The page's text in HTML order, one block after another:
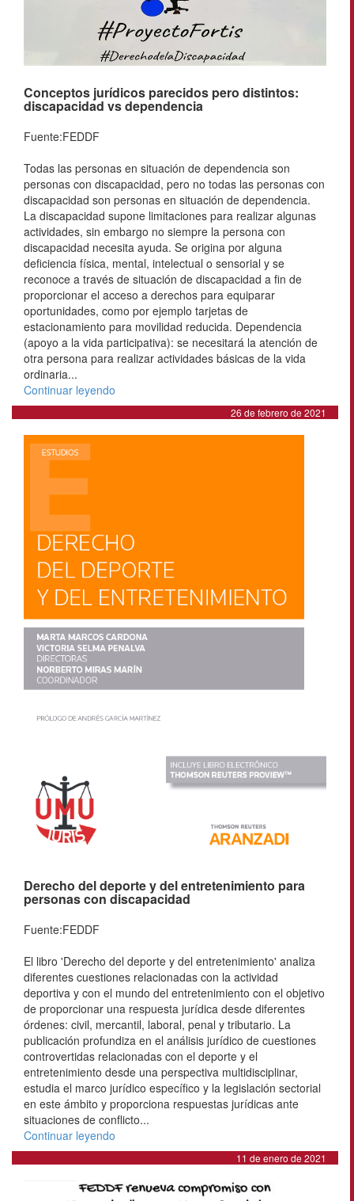
Conceptos jurídicos parecidos pero distintos:
discapacidad vs dependencia
Fuente:FEDDF
Todas las personas en situación de dependencia son
personas con discapacidad, pero no todas las personas con
discapacidad son personas en situación de dependencia.
La discapacidad supone limitaciones para realizar algunas
actividades, sin embargo no siempre la persona con
discapacidad necesita ayuda. Se origina por alguna
deficiencia física, mental, intelectual o sensorial y se
reconoce a través de situación de discapacidad a fin de
proporcionar el acceso a derechos para equiparar
oportunidades, como por ejemplo tarjetas de
estacionamiento para movilidad reducida. Dependencia
(apoyo a la vida participativa): se necesitará la atención de
otra persona para realizar actividades básicas de la vida
ordinaria...
Continuar leyendo
26 de febrero de 2021
Derecho del deporte y del entretenimiento para
personas con discapacidad
Fuente:FEDDF
El libro 'Derecho del deporte y del entretenimiento' analiza
diferentes cuestiones relacionadas con la actividad
deportiva y con el mundo del entretenimiento con el objetivo
de proporcionar una respuesta jurídica desde diferentes
órdenes: civil, mercantil, laboral, penal y tributario. La
publicación profundiza en el análisis jurídico de cuestiones
controvertidas relacionadas con el deporte y el
entretenimiento desde una perspectiva multidisciplinar,
estudia el marco jurídico específico y la legislación sectorial
en este ámbito y proporciona respuestas jurídicas ante
situaciones de conflicto...
Continuar leyendo
11 de enero de 2021